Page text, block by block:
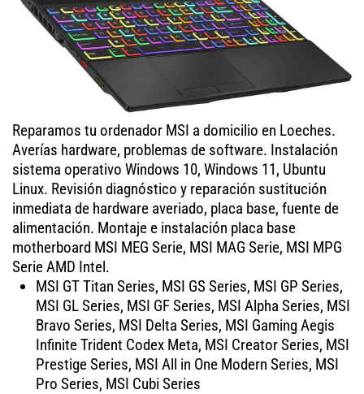
Reparamos tu ordenador MSI a domicilio en Loeches.
Averías hardware, problemas de software. Instalación
sistema operativo Windows 10, Windows 11, Ubuntu
Linux. Revisión diagnóstico y reparación sustitución
inmediata de hardware averiado, placa base, fuente de
alimentación. Montaje e instalación placa base
motherboard MSI MEG Serie, MSI MAG Serie, MSI MPG
Serie AMD Intel.
MSI GT Titan Series, MSI GS Series, MSI GP Series,
MSI GL Series, MSI GF Series, MSI Alpha Series, MSI
Bravo Series, MSI Delta Series, MSI Gaming Aegis
Infinite Trident Codex Meta, MSI Creator Series, MSI
Prestige Series, MSI All in One Modern Series, MSI
Pro Series, MSI Cubi Series